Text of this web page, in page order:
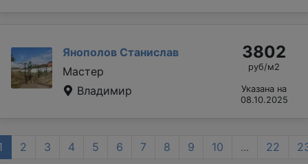
Янополов Станислав
Мастер
Владимир
3802
руб/м2
Указана на
08.10.2025
2 3 4 5 6 7 8 9 10 ... 22